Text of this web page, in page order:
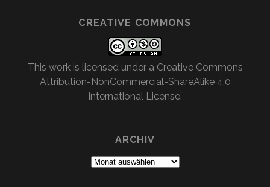
CREATIVE COMMONS
This work is licensed under a Creative Commons
Attribution-NonCommercial-ShareAlike 4.0
International License.
ARCHIV
Archiv